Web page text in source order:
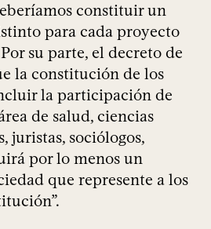
constituir un
para cada proyecto
su parte, el decreto de
la constitución de los
la participación de
de salud, ciencias
juristas, sociólogos,
por lo menos un
que represente a los